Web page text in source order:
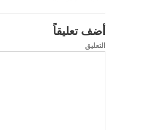
أضف تعليقاً
التعليق